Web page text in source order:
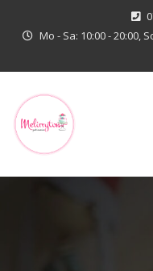
Mo - Sa: 10:00 - 20:00,